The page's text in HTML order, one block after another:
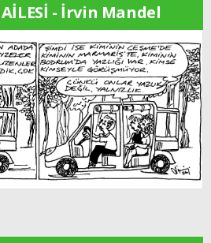
AİLESİ - İrvin Mandel